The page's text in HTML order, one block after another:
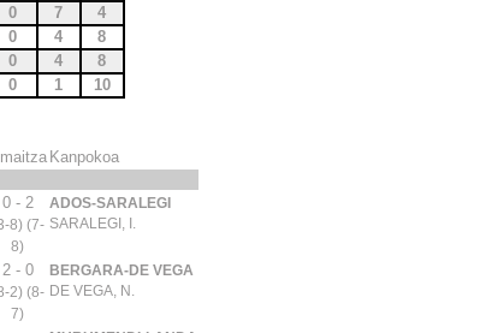
0 7
4
0 4
8
0 4
8
0 1 10
Kanpokoa
0 - 2
8) (7-
8)
ADOS-SARALEGI
SARALEGI, I.
2 - 0
2) (8-
7)
BERGARA-DE VEGA
DE VEGA, N.